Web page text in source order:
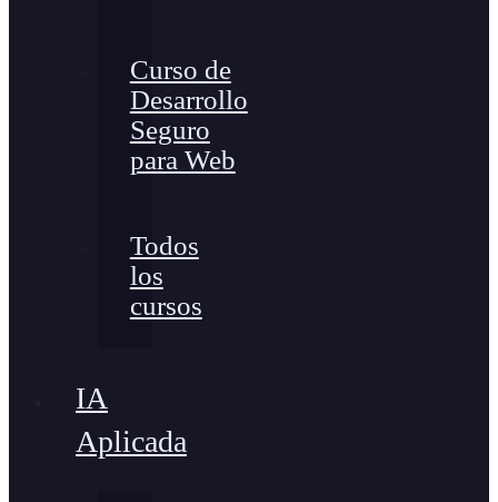
Curso de
Desarrollo
Seguro
para Web
Todos
los
cursos
IA
Aplicada